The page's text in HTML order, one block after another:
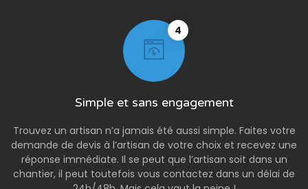
4
Simple et sans engagement
Trouvez un artisan n’a jamais été aussi simple. Faites votre
demande de devis à l’artisan de votre choix et recevez une
réponse immédiate. Il se peut que l’artisan soit dans un
chantier, il peut toutefois vous contactez dans un délai de